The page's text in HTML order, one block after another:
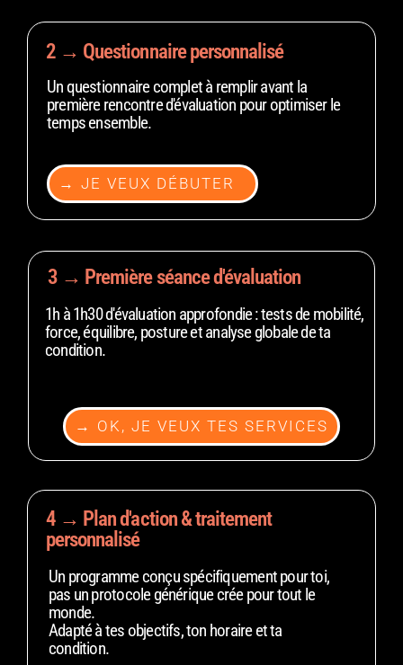
2 → Questionnaire personnalisé
Un questionnaire complet à remplir avant la
première rencontre d'évaluation pour optimiser le
temps ensemble.
→ JE VEUX DÉBUTER
3 → Première séance d'évaluation
1h à 1h30 d'évaluation approfondie : tests de mobilité,
force, équilibre, posture et analyse globale de ta
condition.
→ OK, JE VEUX TES SERVICES
4 → Plan d'action & traitement
personnalisé
Un programme conçu spécifiquement pour toi,
pas un protocole générique crée pour tout le
monde.
Adapté à tes objectifs, ton horaire et ta
condition.